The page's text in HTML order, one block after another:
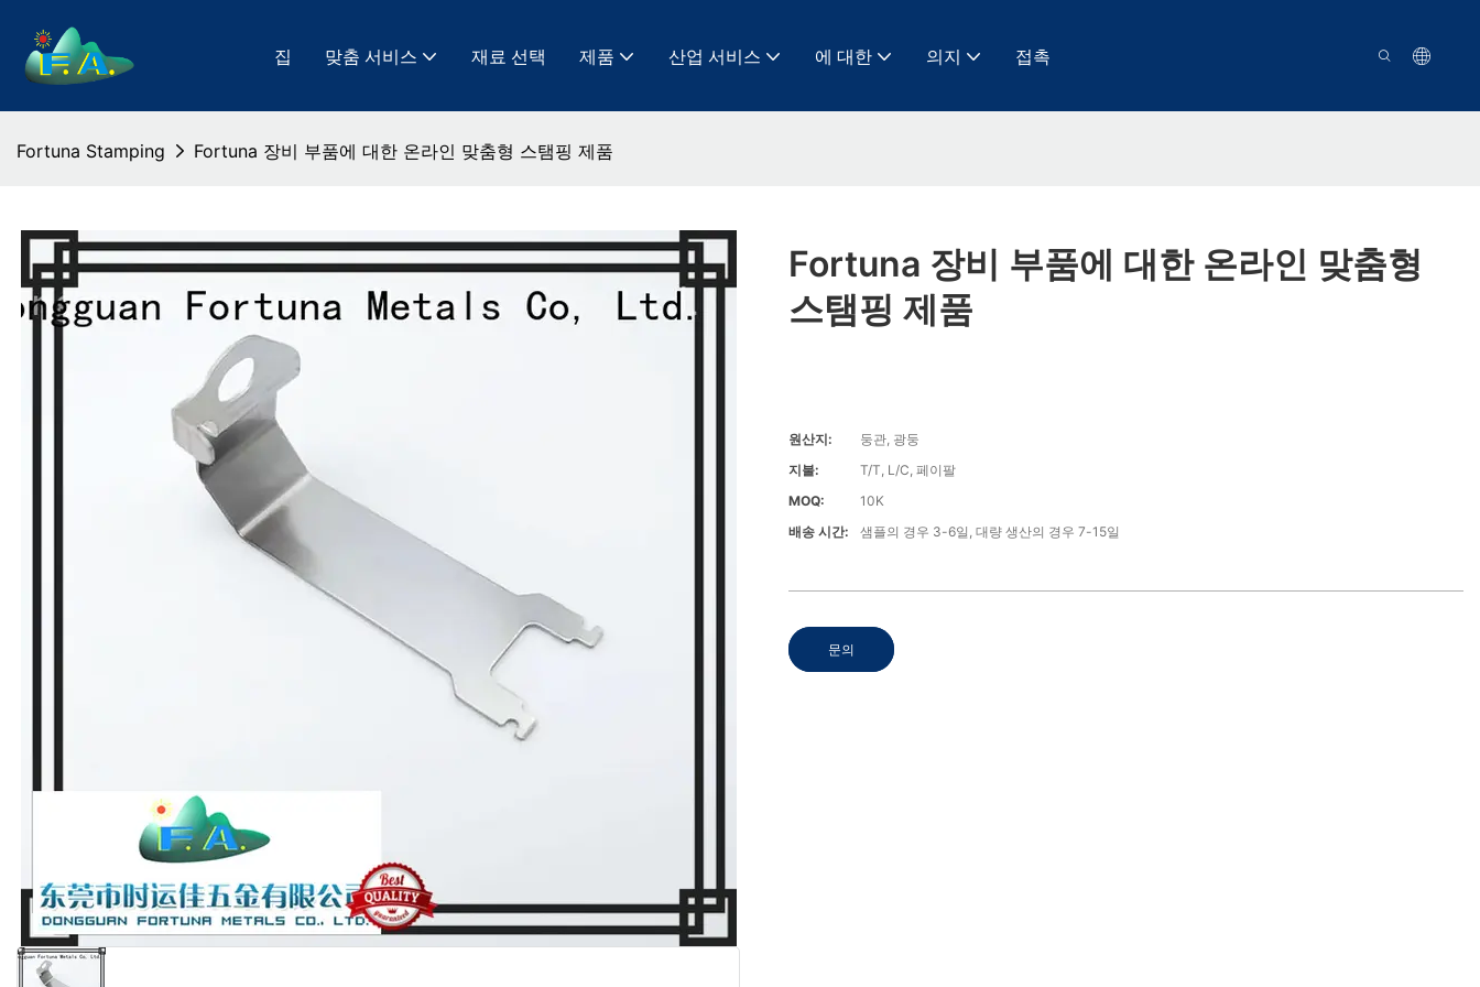
집 맞춤 서비스 재료 선택 제품 산업 서비스 에 대한 의지 접촉
Fortuna Stamping Fortuna 장비 부품에 대한 온라인 맞춤형 스탬핑 제품
Fortuna 장비 부품에 대한 온라인 맞춤형
스탬핑 제품
원산지:
둥관, 광둥
지불:
T/T, L/C, 페이팔
MOQ:
10K
배송 시간:
샘플의 경우 3-6일, 대량 생산의 경우 7-15일
문의